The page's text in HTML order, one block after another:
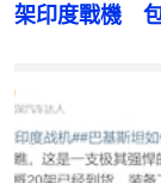
架印度戰機　